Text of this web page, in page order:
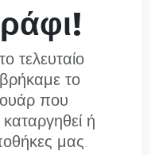
τελευταίο
το
που
ή
μας.